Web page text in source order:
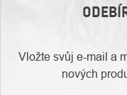
Vložte svůj e-mail a
nových